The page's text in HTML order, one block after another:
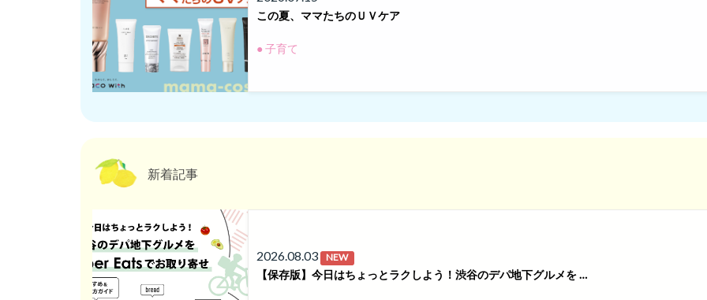
この夏、ママたちのＵＶケア
● 子育て
新着記事
2026.08.03 NEW
【保存版】今日はちょっとラクしよう！渋谷のデパ地下グルメを …